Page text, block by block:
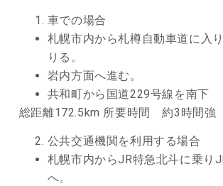
車での場合
札幌市内から札樽自動車道に入
りる。
岩内方面へ進む。
共和町から国道229号線を南下
総距離172.5km 所要時間 約3時間強
公共交通機関を利用する場合
札幌市内からJR特急北斗に乗り
へ。